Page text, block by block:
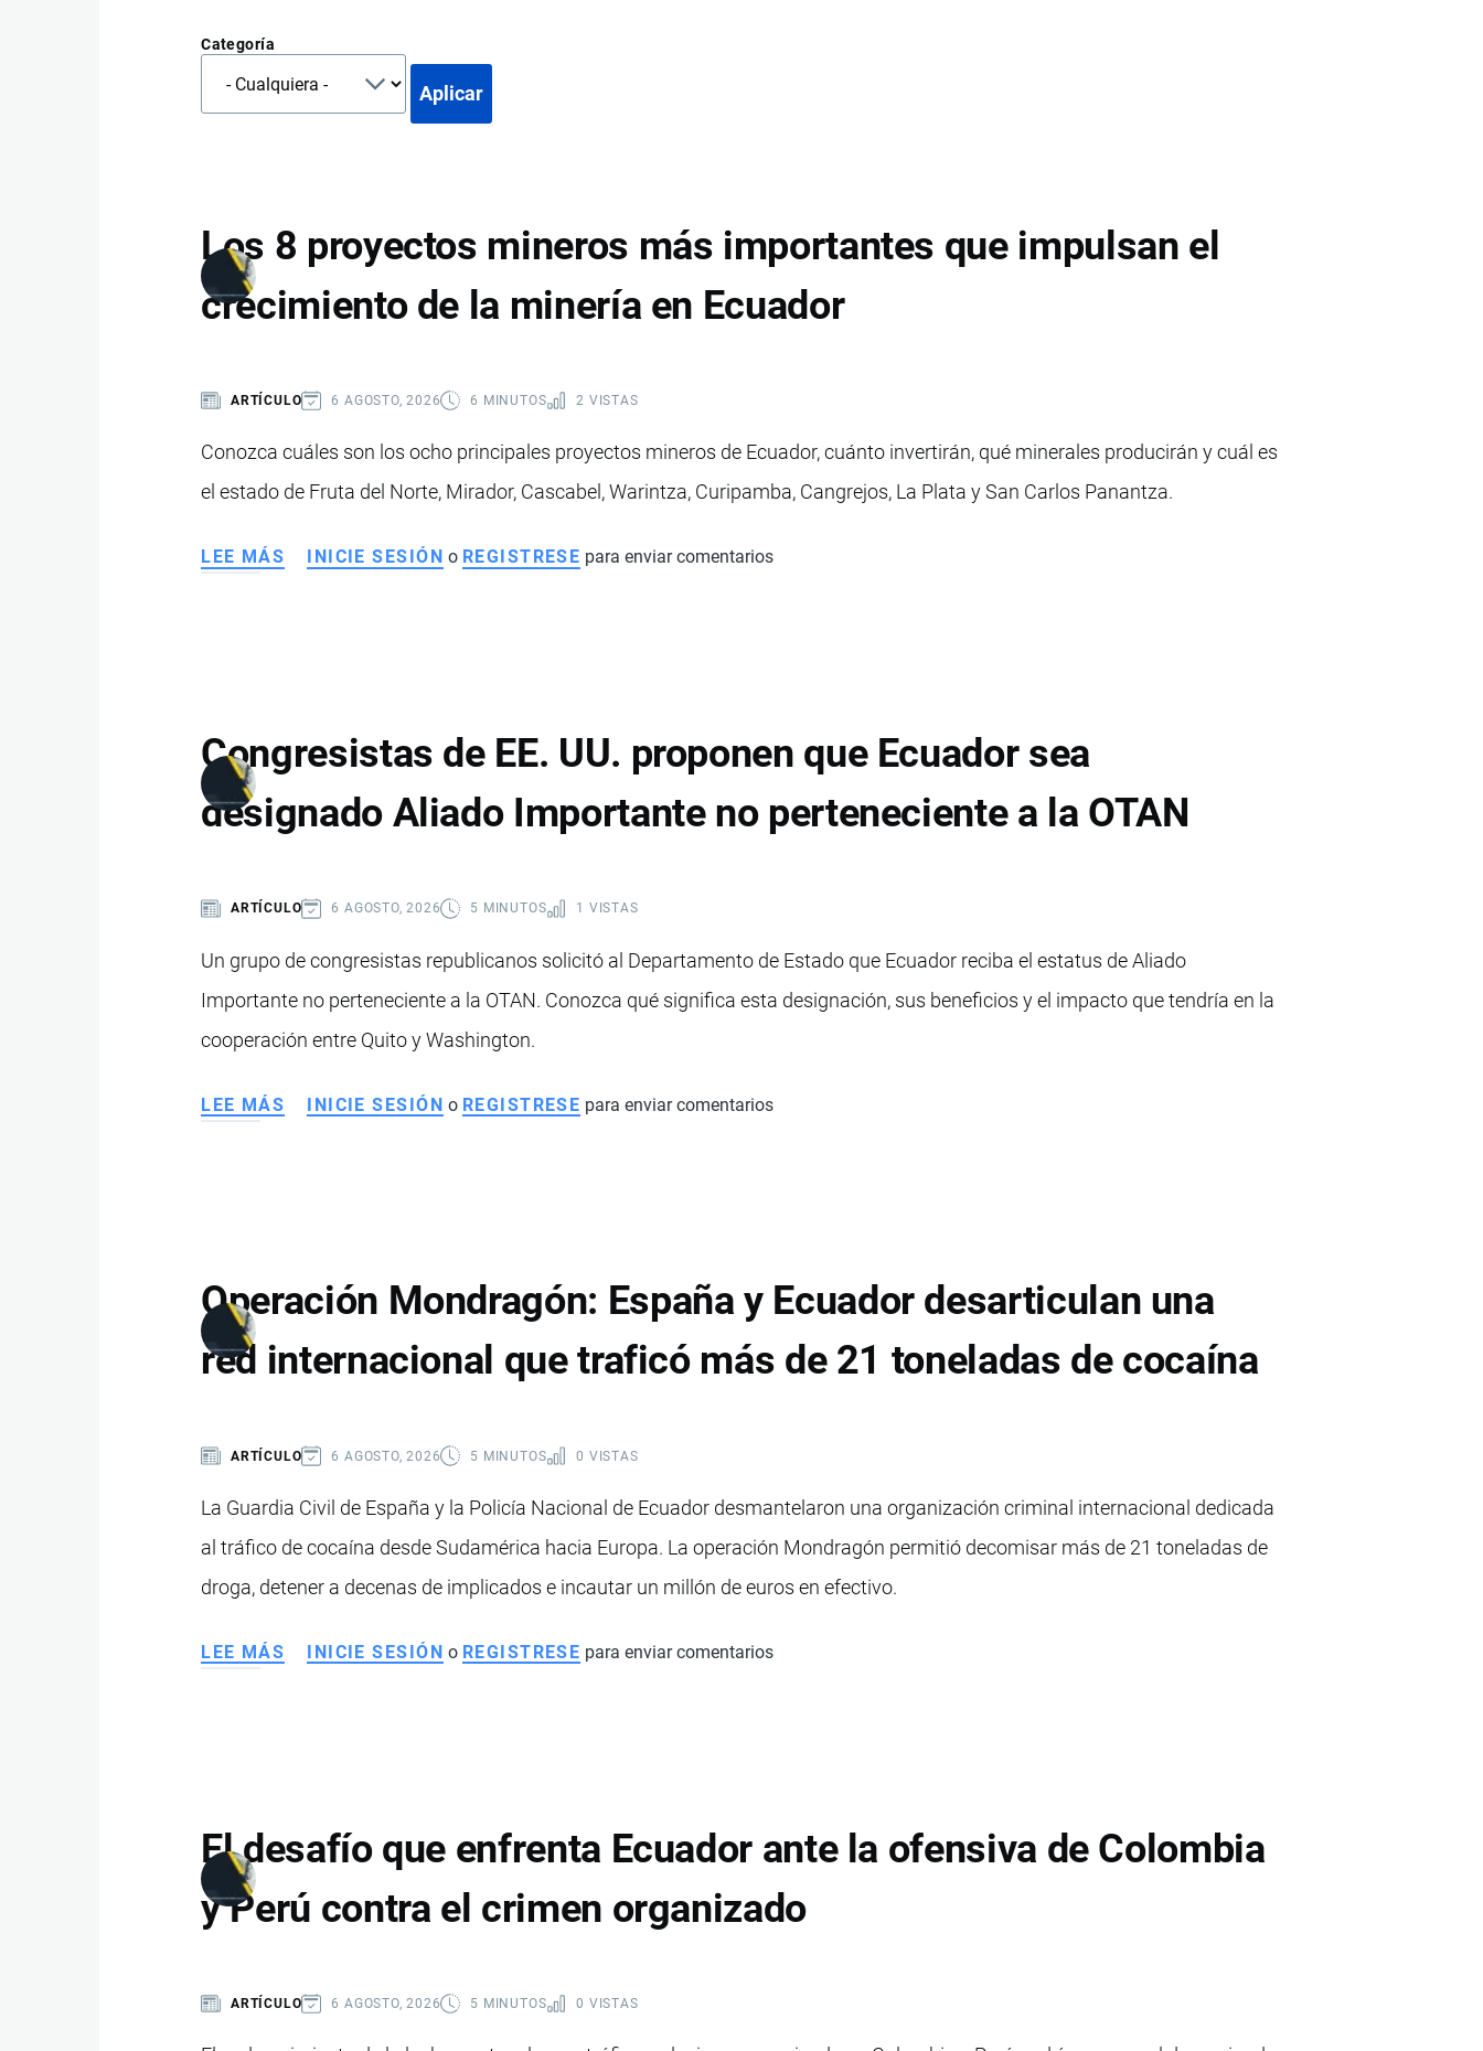
Categoría
Los 8 proyectos mineros más importantes que impulsan el
crecimiento de la minería en Ecuador
ARTÍCULO 6 AGOSTO, 2026 6 MINUTOS 2 VISTAS
Conozca cuáles son los ocho principales proyectos mineros de Ecuador, cuánto invertirán, qué minerales producirán y cuál es
el estado de Fruta del Norte, Mirador, Cascabel, Warintza, Curipamba, Cangrejos, La Plata y San Carlos Panantza.
LEE MÁS SOBRE
IMPORTANTES
QUE
IMPULSAN
EL
LA
EN
ECUADOR
INICIE SESIÓN o REGISTRESE para enviar comentarios
Congresistas de EE. UU. proponen que Ecuador sea
designado Aliado Importante no perteneciente a la OTAN
ARTÍCULO 6 AGOSTO, 2026 5 MINUTOS 1 VISTAS
Un grupo de congresistas republicanos solicitó al Departamento de Estado que Ecuador reciba el estatus de Aliado
Importante no perteneciente a la OTAN. Conozca qué significa esta designación, sus beneficios y el impacto que tendría en la
cooperación entre Quito y Washington.
LEE MÁS SOBRE
ECUADOR
SEA
DESIGNADO
NO
A
LA
OTAN
INICIE SESIÓN o REGISTRESE para enviar comentarios
Operación Mondragón: España y Ecuador desarticulan una
red internacional que traficó más de 21 toneladas de cocaína
ARTÍCULO 6 AGOSTO, 2026 5 MINUTOS 0 VISTAS
La Guardia Civil de España y la Policía Nacional de Ecuador desmantelaron una organización criminal internacional dedicada
al tráfico de cocaína desde Sudamérica hacia Europa. La operación Mondragón permitió decomisar más de 21 toneladas de
droga, detener a decenas de implicados e incautar un millón de euros en efectivo.
LEE MÁS SOBRE
DESARTICULAN
UNA
RED
INTERNACIONAL
MÁS
INICIE SESIÓN o REGISTRESE para enviar comentarios
El desafío que enfrenta Ecuador ante la ofensiva de Colombia
y Perú contra el crimen organizado
ARTÍCULO 6 AGOSTO, 2026 5 MINUTOS 0 VISTAS